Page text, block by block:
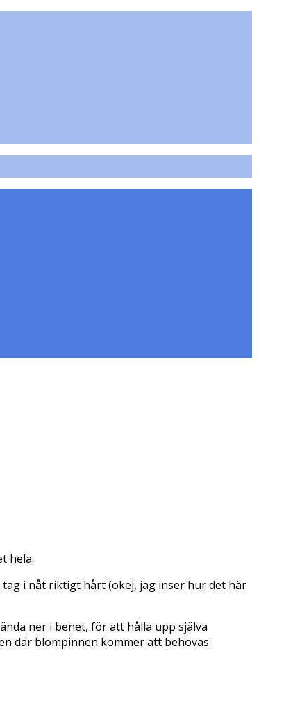
hela.
tag i nåt riktigt hårt (okej, jag inser hur det här
ner i benet, för att hålla upp själva
där blompinnen kommer att behövas.